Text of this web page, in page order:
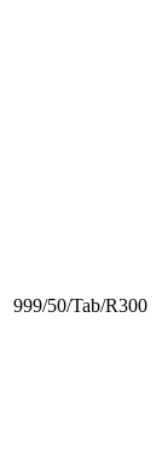
999/50/Tab/R300